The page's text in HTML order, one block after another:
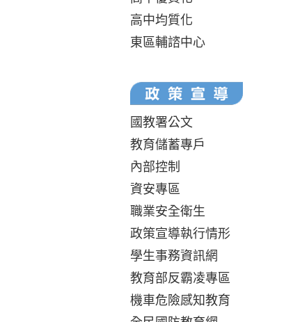
高中均質化
東區輔諮中心
國教署公文
教育儲蓄專戶
內部控制
資安專區
職業安全衛生
政策宣導執行情形
學生事務資訊網
教育部反霸凌專區
機車危險感知教育